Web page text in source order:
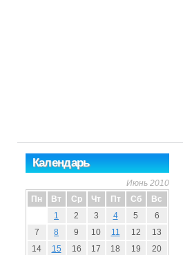
Календарь
Июнь 2010
Пн
Вт Ср Чт Пт Сб Вс
1 2 3 4 5
6
7
8 9 10 11 12
13
14
15 16 17 18 19
20